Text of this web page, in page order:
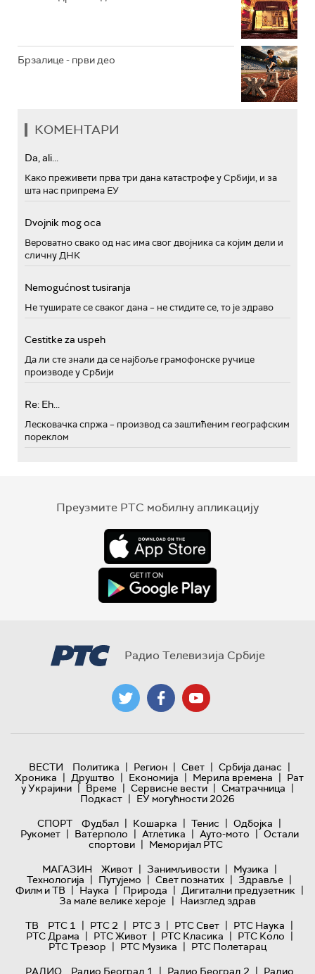
Брзалице - први део
КОМЕНТАРИ
Da, ali...
Како преживети прва три дана катастрофе у Србији, и за
шта нас припрема ЕУ
Dvojnik mog oca
Вероватно свако од нас има свог двојника са којим дели и
сличну ДНК
Nemogućnost tusiranja
Не туширате се сваког дана – не стидите се, то је здраво
Cestitke za uspeh
Да ли сте знали да се најбоље грамофонске ручице
производе у Србији
Re: Eh...
Лесковачка спржа – производ са заштићеним географским
пореклом
Преузмите РТС мобилну апликацију
Радио Телевизија Србије
ВЕСТИ Политика | Регион | Свет | Србија данас |
Хроника | Друштво | Економија | Мерила времена | Рат
у Украјини | Време | Сервисне вести | Сматрачница |
Подкаст | ЕУ могућности 2026
СПОРТ
Фудбал | Кошарка | Тенис | Одбојка |
Рукомет | Ватерполо | Атлетика | Ауто-мото | Остали
спортови | Меморијал РТС
МАГАЗИН
Живот | Занимљивости | Музика |
Технологијa | Путујемо | Свет познатих | Здравље |
Филм и ТВ | Наука | Природа | Дигитални предузетник |
За мале велике хероје | Наизглед здрав
ТВ
РТС 1 | РТС 2 | РТС 3 | РТС Свет | РТС Наука |
РТС Драма | РТС Живот | РТС Класика | РТС Коло |
РТС Трезор | РТС Музика | РТС Полетарац
РАДИО
Радио Београд 1 Радио Београд 2 Радио